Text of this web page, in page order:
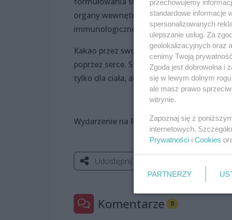
organy wewnętrzne, system nerwowy,
immunologicznego.
Kakao przez swoją naturę zachęca, żeby
poprzez serce. Stymuluje mózg, otwiera
tylko dla ciała, ale również dla ducha”.
Wydarzenie na FB: https://
Udostępnij
Komentarze 0
przechowujemy
standardowe informacje
spersonalizowanych
ulepszanie usług. Za
geolokalizacyjnych oraz
cenimy Twoją
Zgoda jest dobrowolna i
się w lewym dolnym
ale masz prawo
witrynie.
Zapoznaj się z
internetowych.
Prywatności i Cookies
PARTNERZY